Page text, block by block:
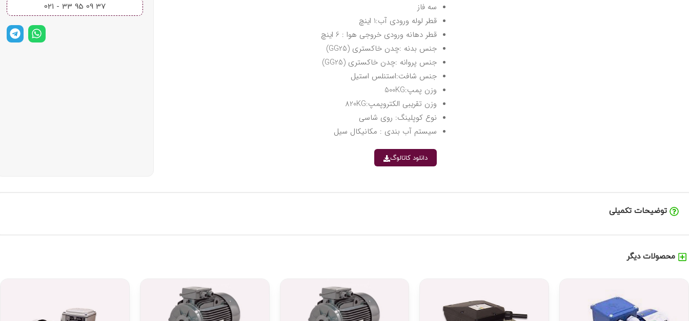
سه فاز
قطر لوله ورودی آب:1 اینچ
قطر دهانه ورودی خروجی هوا : 6 اینچ
جنس بدنه :چدن خاکستری (GG25)
جنس پروانه :چدن خاکستری (GG25)
جنس شافت:استنلس استیل
وزن پمپ:500KG
وزن تقریبی الکتروپمپ:820KG
نوع کوپلینگ: روی شاسی
سیستم آب بندی : مکانیکال سیل
دانلود کاتالوگ
37 09 95 33 - 021​
توضیحات تکمیلی
محصولات دیگر